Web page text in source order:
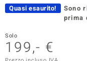
del Boss
Quasi esaurito! Sono
prima
Solo
199,- €